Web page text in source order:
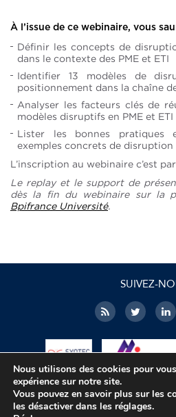
À l’issue de ce webinaire, vous
Définir les concepts de
dans le contexte des PME et ETI
Identifier 13 modèles de
positionnement dans la chaîne
Analyser les facteurs clés de
modèles disruptifs en PME et ETI
Lister les bonnes pratiques
exemples concrets de disruption
L’inscription au webinaire c’est par
Le replay et le support de
dès la fin du webinaire sur la
Bpifrance Université.
SUIVEZ-
Nous utilisons des cookies pour
expérience sur notre site.
Vous pouvez en savoir plus sur les
les désactiver dans les réglages.